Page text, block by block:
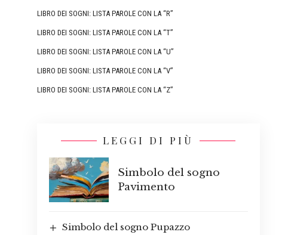
LIBRO DEI SOGNI: LISTA PAROLE CON LA “R”
LIBRO DEI SOGNI: LISTA PAROLE CON LA “T”
LIBRO DEI SOGNI: LISTA PAROLE CON LA “U”
LIBRO DEI SOGNI: LISTA PAROLE CON LA “V”
LIBRO DEI SOGNI: LISTA PAROLE CON LA “Z”
LEGGI DI PIÙ
Simbolo del sogno
Pavimento
Simbolo del sogno Pupazzo